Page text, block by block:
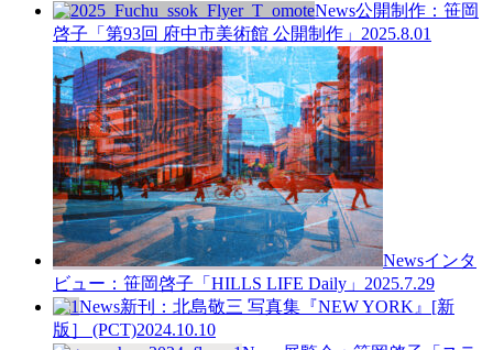
News公開制作：笹岡
啓子「第93回 府中市美術館 公開制作」 2025.8.01
Newsインタ
ビュー：笹岡啓子「HILLS LIFE Daily」 2025.7.29
News新刊：北島敬三 写真集『NEW YORK』[新
版］ (PCT)2024.10.10